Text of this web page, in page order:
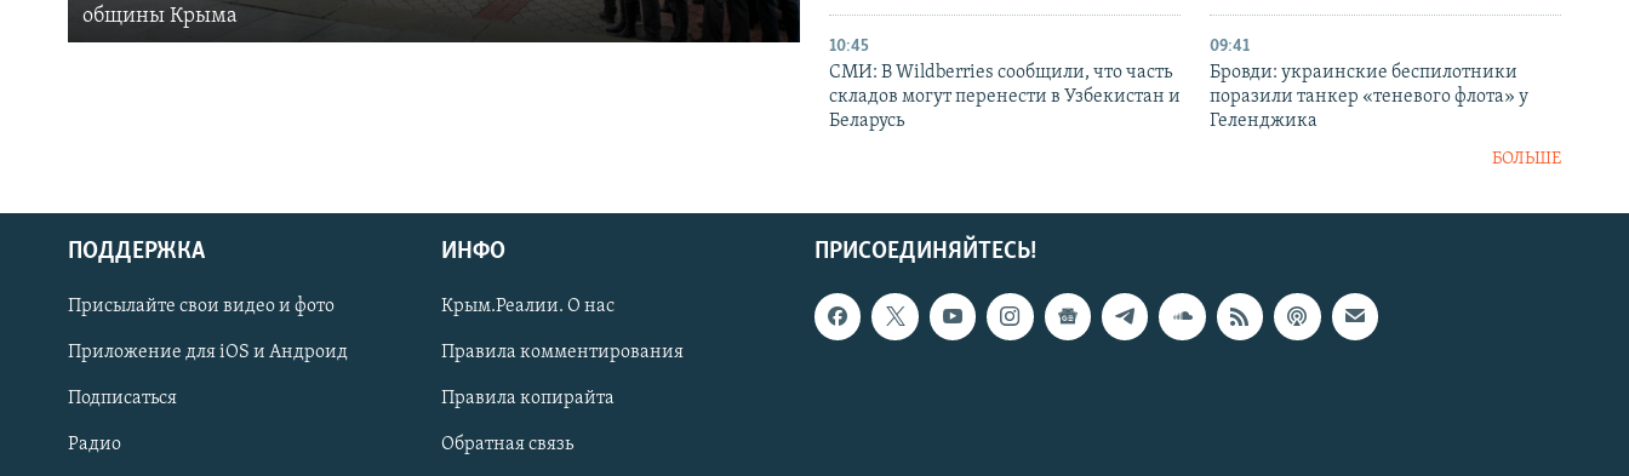
Українською
Qırımtatar
ПРИСОЕДИНЯЙТЕСЬ!
общины Крыма
10:45
СМИ: В Wildberries сообщили, что часть
складов могут перенести в Узбекистан и
Беларусь
09:41
Бровди: украинские беспилотники
поразили танкер «теневого флота» у
Геленджика
БОЛЬШЕ
ПРИСОЕДИНЯЙТЕСЬ!
ПОДДЕРЖКА
Присылайте свои видео и фото
Приложение для iOS и Андроид
Подписаться
Радио
ИНФО
Крым.Реалии. О нас
Правила комментирования
Правила копирайта
Обратная связь